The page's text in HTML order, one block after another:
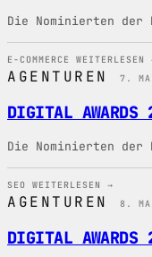
Die Nominierten der
E-COMMERCE WEITERLESEN
AGENTUREN 7.
DIGITAL AWARDS
Die Nominierten der
SEO WEITERLESEN →
AGENTUREN 8.
DIGITAL AWARDS